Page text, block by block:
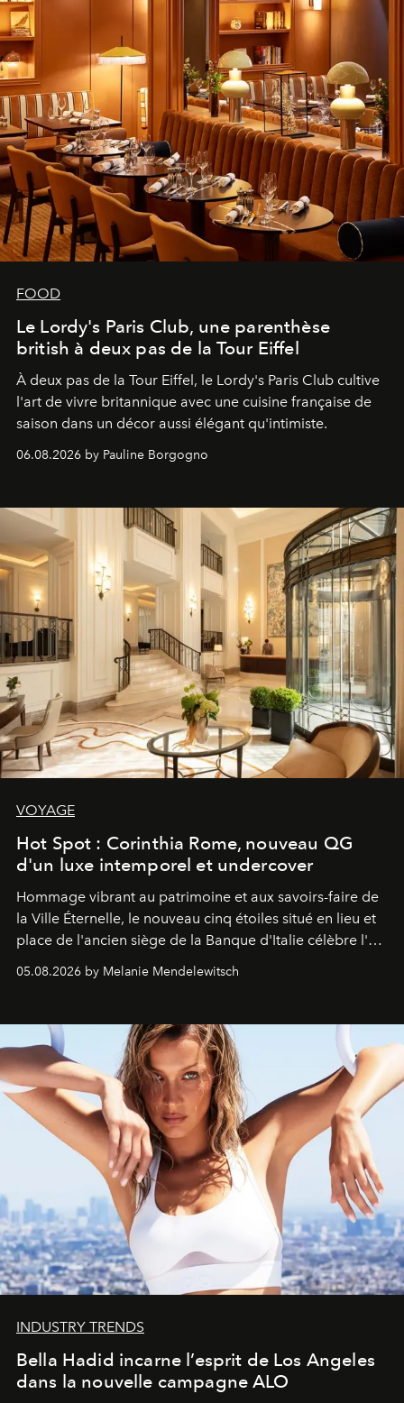
FOOD
Le Lordy's Paris Club, une parenthèse
british à deux pas de la Tour Eiffel
À deux pas de la Tour Eiffel, le Lordy's Paris Club cultive
l'art de vivre britannique avec une cuisine française de
saison dans un décor aussi élégant qu'intimiste.
06.08.2026 by Pauline Borgogno
VOYAGE
Hot Spot : Corinthia Rome, nouveau QG
d'un luxe intemporel et undercover
Hommage vibrant au patrimoine et aux savoirs-faire de
la Ville Éternelle, le nouveau cinq étoiles situé en lieu et
place de l'ancien siège de la Banque d'Italie célèbre l'art
de vivre Romain dans toute son élégance intemporelle.
05.08.2026 by Melanie Mendelewitsch
INDUSTRY TRENDS
Bella Hadid incarne l’esprit de Los Angeles
dans la nouvelle campagne ALO